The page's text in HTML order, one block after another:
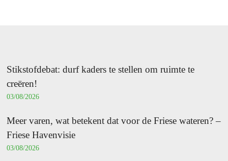
Stikstofdebat: durf kaders te stellen om ruimte te
creëren!
03/08/2026
Meer varen, wat betekent dat voor de Friese wateren? –
Friese Havenvisie
03/08/2026